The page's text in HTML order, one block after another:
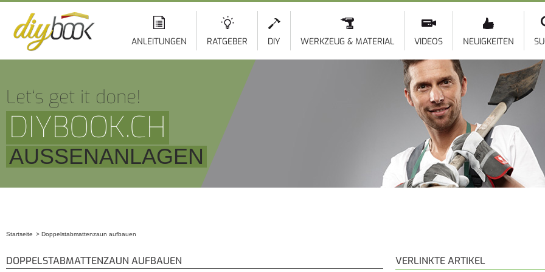
ANLEITUNGEN RATGEBER DIY WERKZEUG & MATERIAL VIDEOS NEUIGKEITEN
Let‘s get it done!
DIYBOOK.CH
AUSSENANLAGEN
Startseite Doppelstabmattenzaun aufbauen
DOPPELSTABMATTENZAUN AUFBAUEN VERLINKTE ARTIKEL